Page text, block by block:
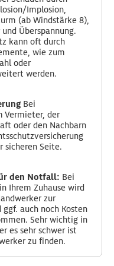
Implosion,
(ab Windstärke 8),
Überspannung.
kann oft durch
wie zum
oder
werden.
Bei
der
oder den Nachbarn
sicheren Seite.
den Notfall: Bei
Ihrem Zuhause wird
zur
auch noch Kosten
Sehr wichtig in
es sehr schwer ist
zu finden.